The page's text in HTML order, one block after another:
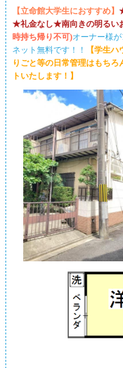
【立命館大学生におすすめ】
★礼金なし★南向きの明るい
時持ち帰り不可)オーナー様
ネット無料です！！
【学生
りごと等の日常管理はもち
トいたします！】